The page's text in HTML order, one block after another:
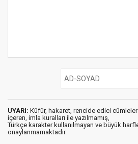
UYARI: Küfür, hakaret, rencide edici cümleler
içeren, imla kuralları ile yazılmamış,
Türkçe karakter kullanılmayan ve büyük
onaylanmamaktadır.